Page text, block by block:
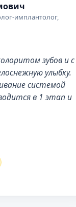
имплантолог,
зубов и с
улыбку.
системой
в 1 этап и